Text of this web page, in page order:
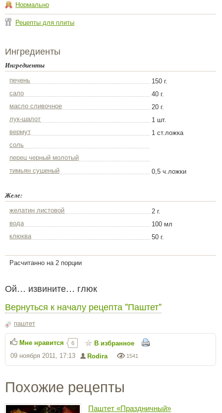
Нормально
Рецепты для плиты
Ингредиенты
Ингредиенты
печень
150 г.
сало
40 г.
масло сливочное
20 г.
лук-шалот
1 шт.
вермут
1 ст.ложка
соль
перец черный молотый
тимьян сушеный
0,5 ч.ложки
Желе:
желатин листовой
2 г.
вода
100 мл
клюква
50 г.
Расчитанно на 2 порции
Ой… извините… глюк
Вернуться к началу рецепта "Паштет"
паштет
1541
Rodira
09 ноября 2011, 17:13
Мне нравится 6 В избранное
Похожие рецепты
Паштет «Праздничный»